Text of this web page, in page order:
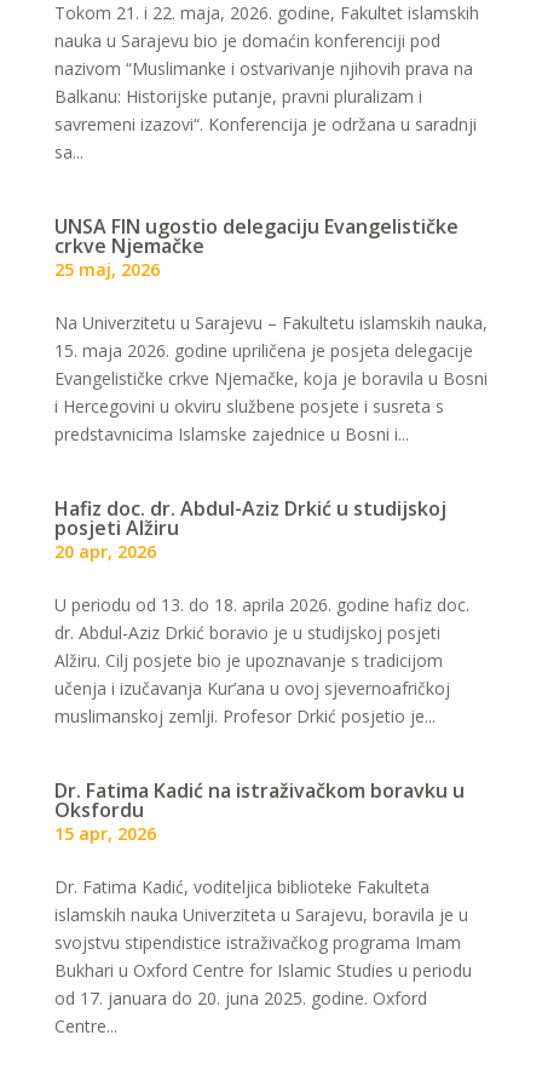
Tokom 21. i 22. maja, 2026. godine, Fakultet islamskih
nauka u Sarajevu bio je domaćin konferenciji pod
nazivom “Muslimanke i ostvarivanje njihovih prava na
Balkanu: Historijske putanje, pravni pluralizam i
savremeni izazovi“. Konferencija je održana u saradnji
sa...
UNSA FIN ugostio delegaciju Evangelističke
crkve Njemačke
25 maj, 2026
Na Univerzitetu u Sarajevu – Fakultetu islamskih nauka,
15. maja 2026. godine upriličena je posjeta delegacije
Evangelističke crkve Njemačke, koja je boravila u Bosni
i Hercegovini u okviru službene posjete i susreta s
predstavnicima Islamske zajednice u Bosni i...
Hafiz doc. dr. Abdul-Aziz Drkić u studijskoj
posjeti Alžiru
20 apr, 2026
U periodu od 13. do 18. aprila 2026. godine hafiz doc.
dr. Abdul-Aziz Drkić boravio je u studijskoj posjeti
Alžiru. Cilj posjete bio je upoznavanje s tradicijom
učenja i izučavanja Kur’ana u ovoj sjevernoafričkoj
muslimanskoj zemlji. Profesor Drkić posjetio je...
Dr. Fatima Kadić na istraživačkom boravku u
Oksfordu
15 apr, 2026
Dr. Fatima Kadić, voditeljica biblioteke Fakulteta
islamskih nauka Univerziteta u Sarajevu, boravila je u
svojstvu stipendistice istraživačkog programa Imam
Bukhari u Oxford Centre for Islamic Studies u periodu
od 17. januara do 20. juna 2025. godine. Oxford
Centre...